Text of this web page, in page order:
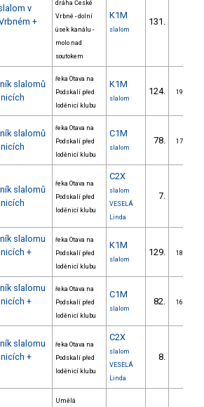
v
+
dráha České
Vrbné - dolní
úsek kanálu -
molo nad
soutokem
K1M
slalom
131.
slalomů
řeka Otava na
Podskalí před
loděnicí klubu
K1M
slalom
124. 19/ZM
slalomů
řeka Otava na
Podskalí před
loděnicí klubu
C1M
slalom
78. 17/ZM
slalomů
řeka Otava na
Podskalí před
loděnicí klubu
C2X
slalom
VESELÁ
Linda
7.
slalomu
+
řeka Otava na
Podskalí před
loděnicí klubu
K1M
slalom
129. 18/ZM
slalomu
+
řeka Otava na
Podskalí před
loděnicí klubu
C1M
slalom
82. 16/ZM
slalomu
+
řeka Otava na
Podskalí před
loděnicí klubu
C2X
slalom
VESELÁ
Linda
8.
Umělá